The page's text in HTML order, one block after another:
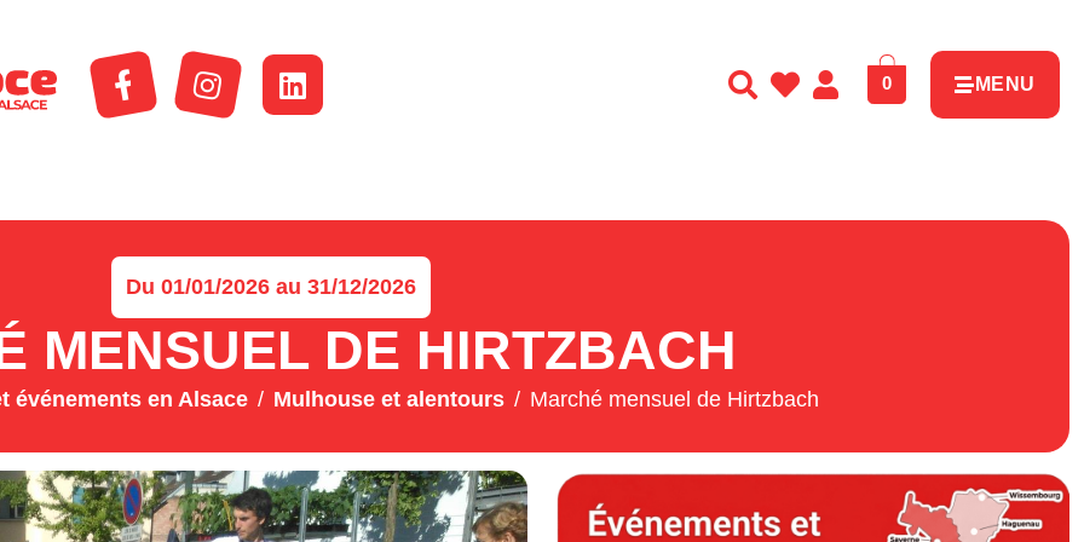
0 MENU
Du 01/01/2026 au 31/12/2026
MENSUEL DE HIRTZBACH
événements en Alsace Mulhouse et alentours Marché mensuel de Hirtzbach